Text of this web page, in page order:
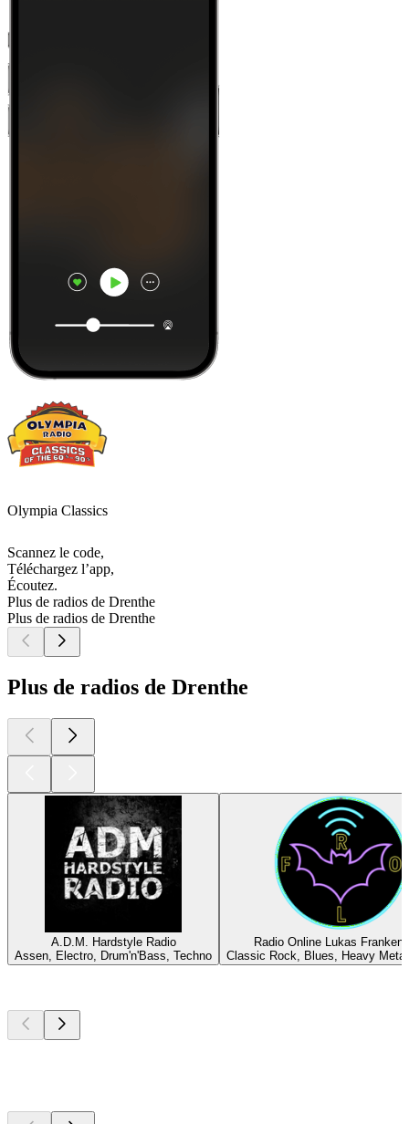
Olympia Classics
Scannez le code,
Téléchargez l’app,
Écoutez.
Plus de radios de Drenthe
Plus de radios de Drenthe
Plus de radios de Drenthe
A.D.M. Hardstyle Radio
Assen, Electro, Drum'n'Bass, Techno
Radio Online Lukas
Classic Rock, Blues, Heavy